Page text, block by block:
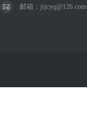
邮箱：jtjcyq@126.com